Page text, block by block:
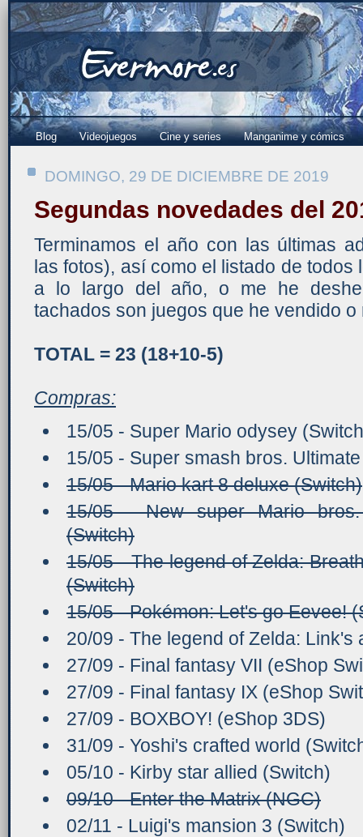
Blog Videojuegos Cine y series Manganime y cómics
DOMINGO, 29 DE DICIEMBRE DE 2019
Segundas novedades del
Terminamos el año con las últimas
las fotos), así como el listado de
a lo largo del año, o me he
tachados son juegos que he vendido
TOTAL = 23 (18+10-5)
Compras:
15/05 - Super Mario odysey
15/05 - Super smash bros.
15/05 - Mario kart 8 deluxe (Switch)
15/05 - New super Mario
(Switch)
15/05 - The legend of Zelda:
(Switch)
15/05 - Pokémon: Let's go Eevee!
20/09 - The legend of Zelda: Link's
27/09 - Final fantasy VII (eShop
27/09 - Final fantasy IX (eShop
27/09 - BOXBOY! (eShop 3DS)
31/09 - Yoshi's crafted world
05/10 - Kirby star allied (Switch)
09/10 - Enter the Matrix (NGC)
02/11 - Luigi's mansion 3 (Switch)